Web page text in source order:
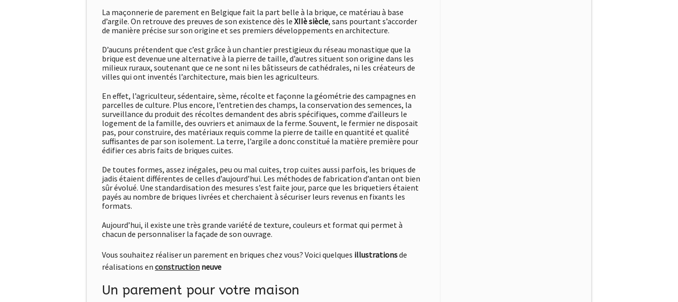
La maçonnerie de parement en Belgique fait la part belle à la brique, ce matériau à base
d’argile. On retrouve des preuves de son existence dès le XIIè siècle, sans pourtant s’accorder
de manière précise sur son origine et ses premiers développements en architecture.
D’aucuns prétendent que c’est grâce à un chantier prestigieux du réseau monastique que la
brique est devenue une alternative à la pierre de taille, d’autres situent son origine dans les
milieux ruraux, soutenant que ce ne sont ni les bâtisseurs de cathédrales, ni les créateurs de
villes qui ont inventés l’architecture, mais bien les agriculteurs.
En effet, l’agriculteur, sédentaire, sème, récolte et façonne la géométrie des campagnes en
parcelles de culture. Plus encore, l’entretien des champs, la conservation des semences, la
surveillance du produit des récoltes demandent des abris spécifiques, comme d’ailleurs le
logement de la famille, des ouvriers et animaux de la ferme. Souvent, le fermier ne disposait
pas, pour construire, des matériaux requis comme la pierre de taille en quantité et qualité
suffisantes de par son isolement. La terre, l’argile a donc constitué la matière première pour
édifier ces abris faits de briques cuites.
De toutes formes, assez inégales, peu ou mal cuites, trop cuites aussi parfois, les briques de
jadis étaient différentes de celles d’aujourd’hui. Les méthodes de fabrication d’antan ont bien
sûr évolué. Une standardisation des mesures s’est faite jour, parce que les briquetiers étaient
payés au nombre de briques livrées et cherchaient à sécuriser leurs revenus en fixants les
formats.
Aujourd’hui, il existe une très grande variété de texture, couleurs et format qui permet à
chacun de personnaliser la façade de son ouvrage.
Vous souhaitez réaliser un parement en briques chez vous? Voici quelques illustrationsde
réalisations en construction neuve
Un parement pour votre maison